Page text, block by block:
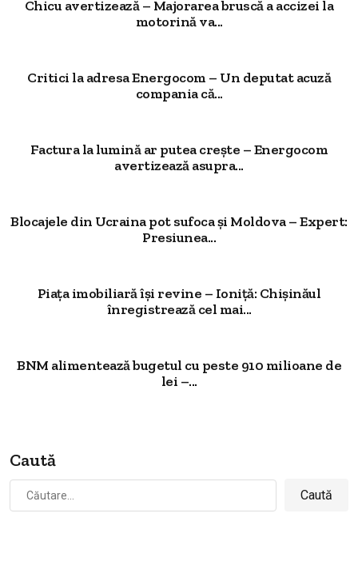
Chicu avertizează – Majorarea bruscă a accizei la
motorină va...
Critici la adresa Energocom – Un deputat acuză
compania că...
Factura la lumină ar putea crește – Energocom
avertizează asupra...
Blocajele din Ucraina pot sufoca și Moldova – Expert:
Presiunea...
Piața imobiliară își revine – Ioniță: Chișinăul
înregistrează cel mai...
BNM alimentează bugetul cu peste 910 milioane de
lei –...
Caută
Caută
după: